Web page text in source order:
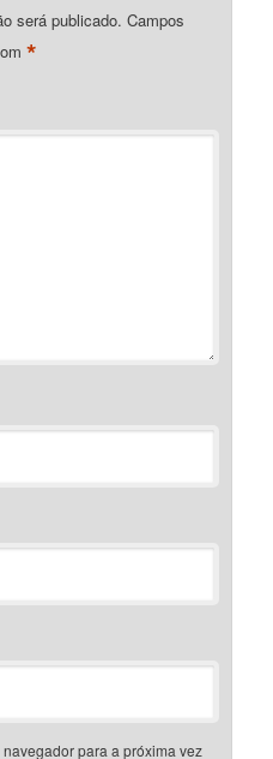
será publicado. Campos
*
para a próxima vez